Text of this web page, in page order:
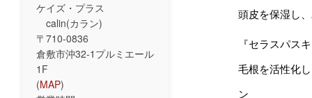
頭皮を保湿し
『セラスパス
毛根を活性化
ン
ケイズ・プラス
calin(カラン)
〒710-0836
倉敷市沖32-1プルミエール
1F
(MAP)